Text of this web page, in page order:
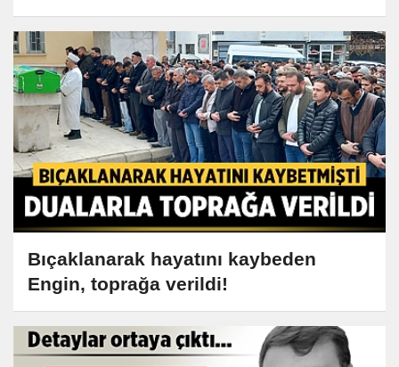
Bıçaklanarak hayatını kaybeden
Engin, toprağa verildi!